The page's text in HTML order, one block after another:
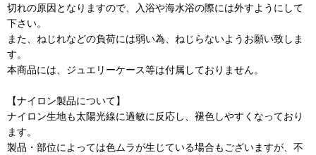
切れの原因となりますので、入浴や海水浴の際には外すようにして
下さい。
また、ねじれなどの負荷には弱い為、ねじらないようお願い致しま
す。
本商品には、ジュエリーケース等は付属しておりません。
【ナイロン製品について】
ナイロン生地も太陽光線に過敏に反応し、褪色しやすくなっており
ます。
製品・部位によっては色ムラが生じている場合もございますが、不